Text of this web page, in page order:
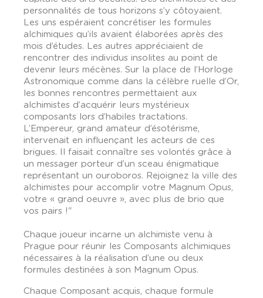
personnalités de tous horizons s’y côtoyaient.
Les uns espéraient concrétiser les formules
alchimiques qu’ils avaient élaborées après des
mois d’études. Les autres appréciaient de
rencontrer des individus insolites au point de
devenir leurs mécènes. Sur la place de l’Horloge
Astronomique comme dans la célèbre ruelle d’Or,
les bonnes rencontres permettaient aux
alchimistes d’acquérir leurs mystérieux
composants lors d’habiles tractations.
L’Empereur, grand amateur d’ésotérisme,
intervenait en influençant les acteurs de ces
brigues. Il faisait connaître ses volontés grâce à
un messager porteur d’un sceau énigmatique
représentant un ouroboros. Rejoignez la ville des
alchimistes pour accomplir votre Magnum Opus,
votre « grand oeuvre », avec plus de brio que
vos pairs !"
Chaque joueur incarne un alchimiste venu à
Prague pour réunir les Composants alchimiques
nécessaires à la réalisation d’une ou deux
formules destinées à son Magnum Opus.
Chaque Composant acquis, chaque formule